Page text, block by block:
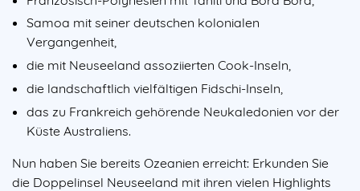
Samoa mit seiner deutschen kolonialen
Vergangenheit,
die mit Neuseeland assoziierten Cook-Inseln,
die landschaftlich vielfältigen Fidschi-Inseln,
das zu Frankreich gehörende Neukaledonien vor der
Küste Australiens.
Nun haben Sie bereits Ozeanien erreicht: Erkunden Sie
die Doppelinsel Neuseeland mit ihren vielen Highlights